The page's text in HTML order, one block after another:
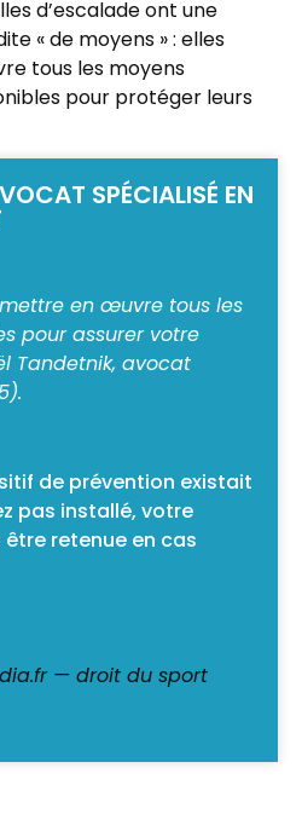
d’escalade ont une
« de moyens » : elles
tous les moyens
pour protéger leurs
SPÉCIALISÉ EN
en œuvre tous les
pour assurer votre
Tandetnik, avocat
de prévention existait
pas installé, votre
retenue en cas
— droit du sport